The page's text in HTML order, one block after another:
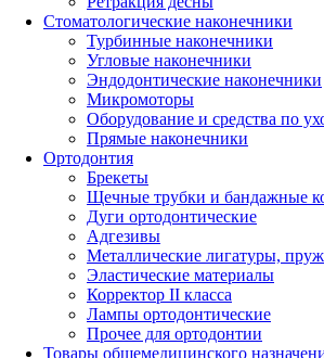
Стоматологические наконечники
Турбинные наконечники
Угловые наконечники
Эндодонтические наконечники
Микромоторы
Оборудование и средства по
Прямые наконечники
Ортодонтия
Брекеты
Щечные трубки и бандажные
Дуги ортодонтические
Адгезивы
Металлические лигатуры,
Эластические материалы
Корректор II класса
Лампы ортодонтические
Прочее для ортодонтии
Товары общемедицинского